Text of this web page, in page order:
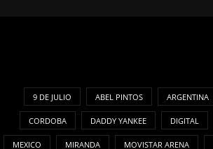
9 DE JULIO ABEL PINTOS ARGENTINA
CORDOBA DADDY YANKEE DIGITAL
MEXICO MIRANDA MOVISTAR ARENA